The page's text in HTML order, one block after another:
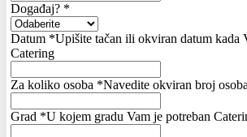
Događaj? *
Datum *Upišite tačan ili okviran datum kada
Catering
Za koliko osoba *Navedite okviran broj
Grad *U kojem gradu Vam je potreban